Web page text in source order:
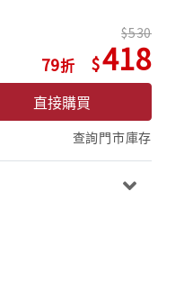
79
530
418
直接購買
查詢門市庫存